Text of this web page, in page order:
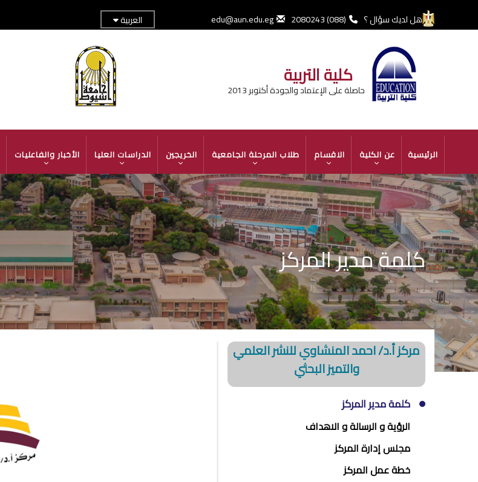
المحتوى
هل لديك سؤال ؟ (088) 2080243
edu@aun.edu.eg العربية
كلية التربية
حاصلة على الإعتماد والجودة أكتوبر 2013
NAVIGATION
الرئيسية عن الكلية الاقسام طلاب المرحلة الجامعية الخريجين الدراسات العليا الأخبار والفاعليات
كلمة مدير المركز
مركز أ.د/ احمد المنشاوي للنشر العلمي
والتميز البحثي
كلمة مدير المركز
الرؤية و الرسالة و الاهداف
مجلس إدارة المركز
خطة عمل المركز